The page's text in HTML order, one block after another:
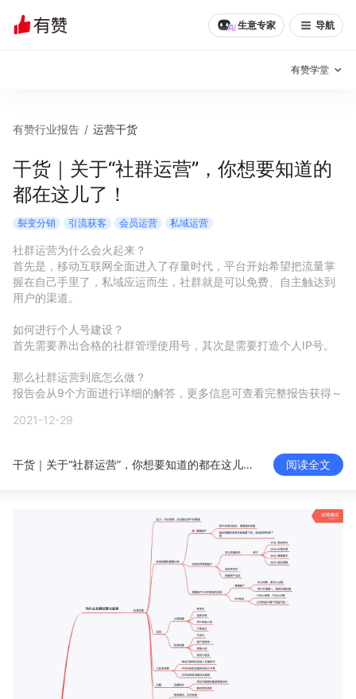
生意专家 导航
有赞学堂
有赞说增长
私域日历 增长方法
有赞说案例拆解
有赞成功案例 新零售最佳实践
面对面聊增长
有赞春季发布会
新零售大会 新零售茶会
新零售私享会
帮助中心
行业报告
新零售资讯
培训课程
有赞行业报告 / 运营干货
干货｜关于“社群运营”，你想要知道的
都在这儿了！
裂变分销 引流获客 会员运营 私域运营
社群运营为什么会火起来？
首先是，移动互联网全面进入了存量时代，平台开始希望把流量掌
握在自己手里了，私域应运而生，社群就是可以免费、自主触达到
用户的渠道。
如何进行个人号建设？
首先需要养出合格的社群管理使用号，其次是需要打造个人IP号。
那么社群运营到底怎么做？
报告会从9个方面进行详细的解答，更多信息可查看完整报告获得～
2021-12-29
干货｜关于“社群运营”，你想要知道的都在这儿了！ 阅读全文